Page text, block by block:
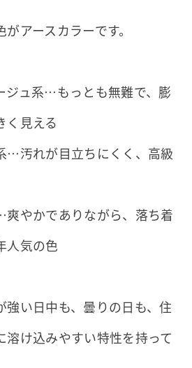
アースカラーです。
ジュ系…もっとも無難で、膨
く見える
…汚れが目立ちにくく、高級
やかでありながら、落ち着
人気の色
強い日中も、曇りの日も、住
溶け込みやすい特性を持って